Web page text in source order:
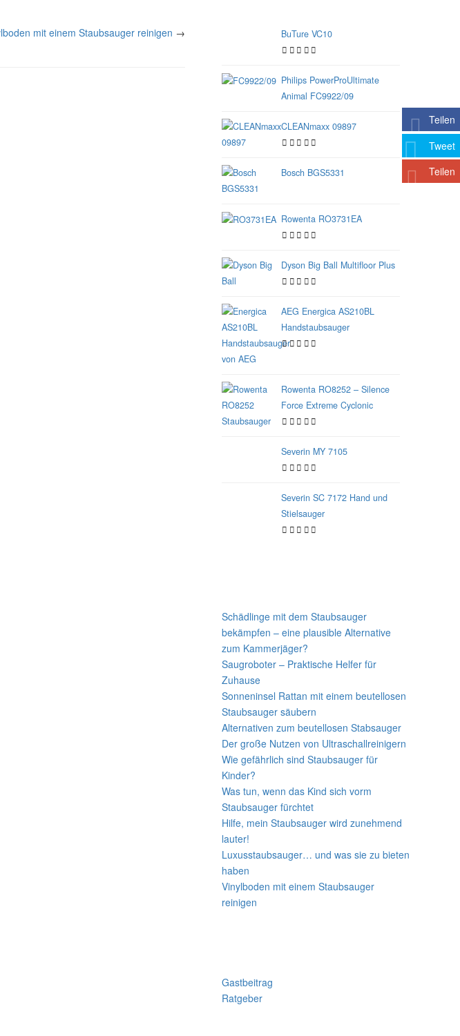
Teilen
Tweet
Teilen
mit einem Staubsauger reinigen → BuTure VC10
Philips PowerProUltimate
Animal FC9922/09
CLEANmaxx 09897
Bosch BGS5331
Rowenta RO3731EA
Dyson Big Ball Multifloor Plus
AEG Energica AS210BL
Handstaubsauger
Rowenta RO8252 – Silence
Force Extreme Cyclonic
Severin MY 7105
Severin SC 7172 Hand und
Stielsauger
Schädlinge mit dem Staubsauger
bekämpfen – eine plausible Alternative
zum Kammerjäger?
Saugroboter – Praktische Helfer für
Zuhause
Sonneninsel Rattan mit einem beutellosen
Staubsauger säubern
Alternativen zum beutellosen Stabsauger
Der große Nutzen von Ultraschallreinigern
Wie gefährlich sind Staubsauger für
Kinder?
Was tun, wenn das Kind sich vorm
Staubsauger fürchtet
Hilfe, mein Staubsauger wird zunehmend
lauter!
Luxusstaubsauger… und was sie zu bieten
haben
Vinylboden mit einem Staubsauger
reinigen
Gastbeitrag
Ratgeber